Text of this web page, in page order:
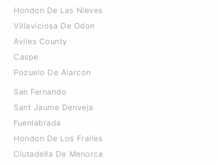
Hondon De Las Nieves
Villaviciosa De Odon
Aviles County
Caspe
Pozuelo De Alarcon
San Fernando
Sant Jaume Denveja
Fuenlabrada
Hondon De Los Frailes
Ciutadella De Menorca